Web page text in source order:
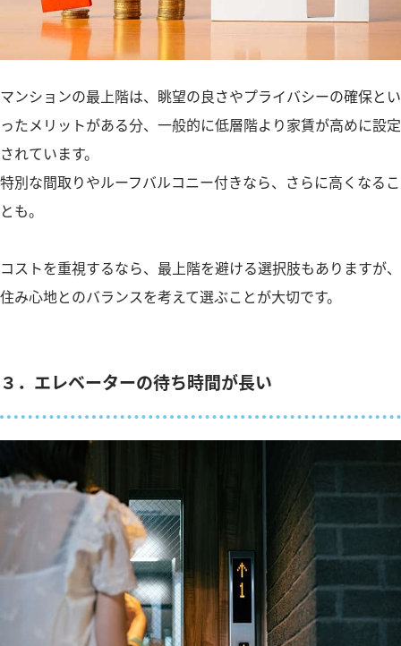
マンションの最上階は、眺望の良さやプライバシーの確保とい
ったメリットがある分、一般的に低層階より家賃が高めに設定
されています。
特別な間取りやルーフバルコニー付きなら、さらに高くなるこ
とも。
コストを重視するなら、最上階を避ける選択肢もありますが、
住み心地とのバランスを考えて選ぶことが大切です。
３．エレベーターの待ち時間が長い